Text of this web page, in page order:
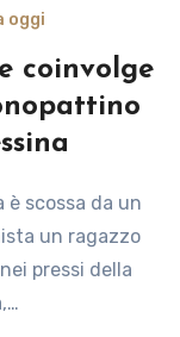
oggi
coinvolge
un ragazzo
pressi della